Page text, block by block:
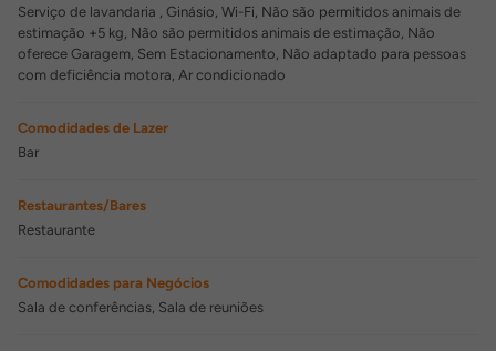
Serviço de lavandaria , Ginásio, Wi-Fi, Não são permitidos animais de
estimação +5 kg, Não são permitidos animais de estimação, Não
oferece Garagem, Sem Estacionamento, Não adaptado para pessoas
com deficiência motora, Ar condicionado
Comodidades de Lazer
Bar
Restaurantes/Bares
Restaurante
Comodidades para Negócios
Sala de conferências, Sala de reuniões